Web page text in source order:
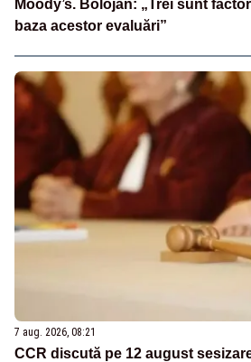
Moody’s. Bolojan: „Trei sunt
baza acestor evaluări”
7 aug. 2026, 08:21
CCR discută pe 12 august